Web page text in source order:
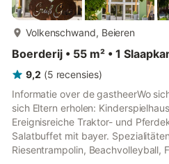
Volkenschwand, Beieren
Boerderij • 55 m² • 1
9,2 (5 recensies)
Informatie over de gastheerWo
sich Eltern erholen:
Ereignisreiche Traktor- und
Salatbuffet mit bayer.
Riesentrampolin, Beachvolleyball,